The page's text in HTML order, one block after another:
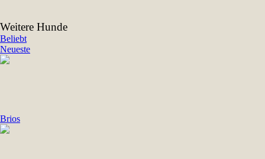
Weitere Hunde
Beliebt
Neueste
Brios